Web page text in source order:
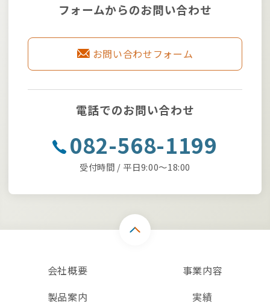
フォームからのお問い合わせ
お問い合わせフォーム
電話でのお問い合わせ
082-568-1199
受付時間 / 平日9:00～18:00
会社概要
事業内容
製品案内
実績